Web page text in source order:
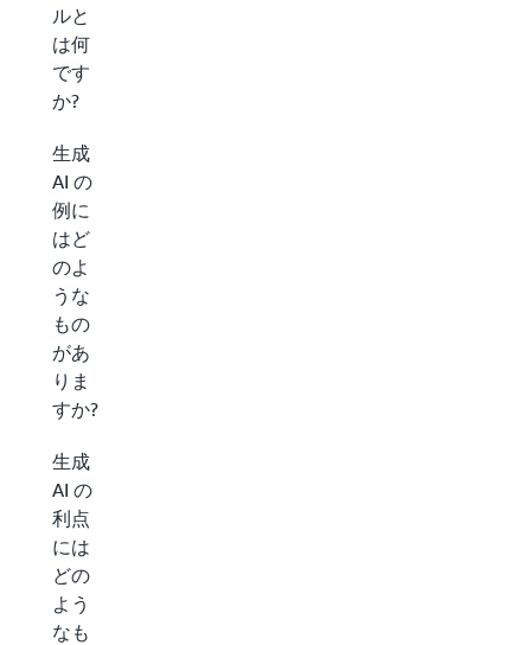
ルと
は何
です
か?
生成
AI の
例に
はど
のよ
うな
もの
があ
りま
すか?
生成
AI の
利点
には
どの
よう
なも